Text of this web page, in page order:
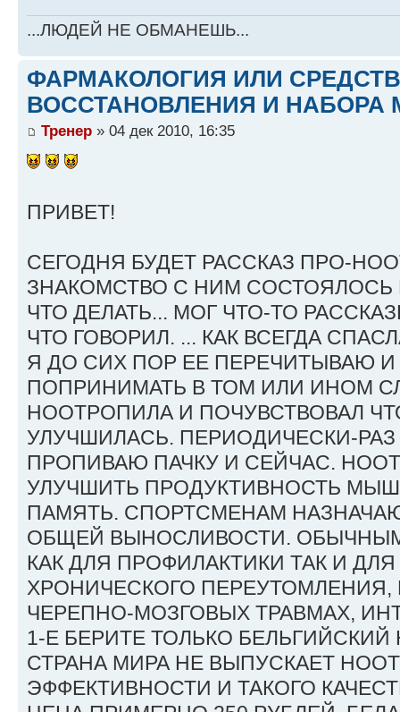
...ЛЮДЕЙ НЕ ОБМАНЕШЬ...
ФАРМАКОЛОГИЯ ИЛИ
ВОССТАНОВЛЕНИЯ И НАБОРА
Тренер » 04 дек 2010, 16:35
ПРИВЕТ!
СЕГОДНЯ БУДЕТ РАССКАЗ ПРО-
ЗНАКОМСТВО С НИМ СОСТОЯЛОСЬ
ЧТО ДЕЛАТЬ... МОГ ЧТО-ТО
ЧТО ГОВОРИЛ. ... КАК ВСЕГДА
Я ДО СИХ ПОР ЕЕ ПЕРЕЧИТЫВАЮ
ПОПРИНИМАТЬ В ТОМ ИЛИ ИНОМ
НООТРОПИЛА И ПОЧУВСТВОВАЛ
УЛУЧШИЛАСЬ. ПЕРИОДИЧЕСКИ-РАЗ
ПРОПИВАЮ ПАЧКУ И СЕЙЧАС.
УЛУЧШИТЬ ПРОДУКТИВНОСТЬ
ПАМЯТЬ. СПОРТСМЕНАМ
ОБЩЕЙ ВЫНОСЛИВОСТИ.
КАК ДЛЯ ПРОФИЛАКТИКИ ТАК И
ХРОНИЧЕСКОГО ПЕРЕУТОМЛЕНИЯ,
ЧЕРЕПНО-МОЗГОВЫХ ТРАВМАХ,
1-Е БЕРИТЕ ТОЛЬКО
СТРАНА МИРА НЕ ВЫПУСКАЕТ
ЭФФЕКТИВНОСТИ И ТАКОГО